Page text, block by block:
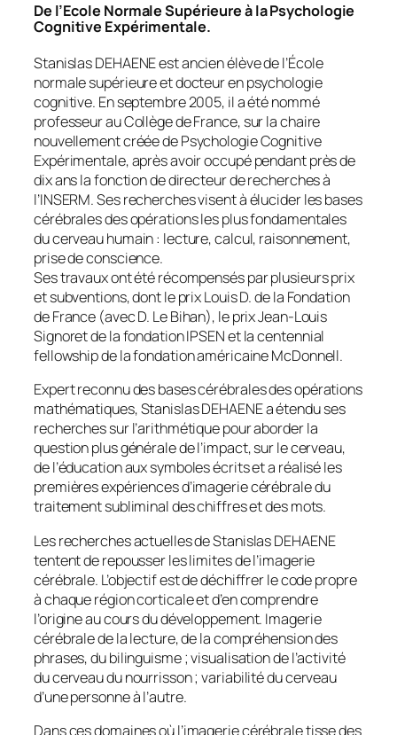
De l’Ecole Normale Supérieure à la Psychologie
Cognitive Expérimentale.
Stanislas DEHAENE est ancien élève de l’École
normale supérieure et docteur en psychologie
cognitive. En septembre 2005, il a été nommé
professeur au Collège de France, sur la chaire
nouvellement créée de Psychologie Cognitive
Expérimentale, après avoir occupé pendant près de
dix ans la fonction de directeur de recherches à
l’INSERM. Ses recherches visent à élucider les bases
cérébrales des opérations les plus fondamentales
du cerveau humain : lecture, calcul, raisonnement,
prise de conscience.
Ses travaux ont été récompensés par plusieurs prix
et subventions, dont le prix Louis D. de la Fondation
de France (avec D. Le Bihan), le prix Jean-Louis
Signoret de la fondation IPSEN et lacentennial
fellowshipde la fondation américaine McDonnell.
Expert reconnu des bases cérébrales des opérations
mathématiques, Stanislas DEHAENE a étendu ses
recherches sur l’arithmétique pour aborder la
question plus générale de l’impact, sur le cerveau,
de l’éducation aux symboles écrits et a réalisé les
premières expériences d’imagerie cérébrale du
traitement subliminal des chiffres et des mots.
Les recherches actuelles de Stanislas DEHAENE
tentent de repousser les limites de l’imagerie
cérébrale. L’objectif est de déchiffrer le code propre
à chaque région corticale et d’en comprendre
l’origine au cours du développement. Imagerie
cérébrale de la lecture, de la compréhension des
phrases, du bilinguisme ; visualisation de l’activité
du cerveau du nourrisson ; variabilité du cerveau
d’une personne à l’autre.
Dans ces domaines où l’imagerie cérébrale tisse des